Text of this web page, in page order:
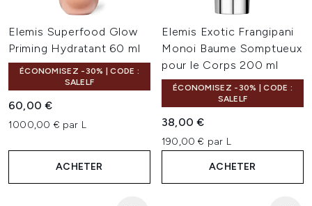
Elemis Superfood Glow
Priming Hydratant 60 ml
ÉCONOMISEZ -30% | CODE :
SALELF
60,00 €
1000,00 € par L
ACHETER
Elemis Exotic Frangipani
Monoi Baume Somptueux
pour le Corps 200 ml
ÉCONOMISEZ -30% | CODE :
SALELF
38,00 €
190,00 € par L
ACHETER